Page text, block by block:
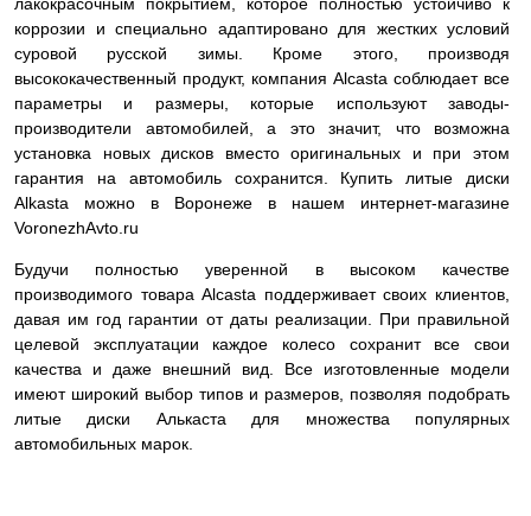
коррозии и специально адаптировано для жестких условий
суровой русской зимы. Кроме этого, производя
высококачественный продукт, компания Alcasta соблюдает все
параметры и размеры, которые используют заводы-
производители автомобилей, а это значит, что возможна
установка новых дисков вместо оригинальных и при этом
гарантия на автомобиль сохранится. Купить литые диски
Alkasta можно в Воронеже в нашем интернет-магазине
VoronezhAvto.ru
Будучи полностью уверенной в высоком качестве
производимого товара Alcasta поддерживает своих клиентов,
давая им год гарантии от даты реализации. При правильной
целевой эксплуатации каждое колесо сохранит все свои
качества и даже внешний вид. Все изготовленные модели
имеют широкий выбор типов и размеров, позволяя подобрать
литые диски Алькаста для множества популярных
автомобильных марок.